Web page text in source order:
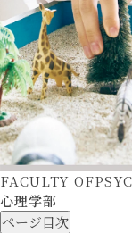
FACULTY OF
心理学部
ページ目次